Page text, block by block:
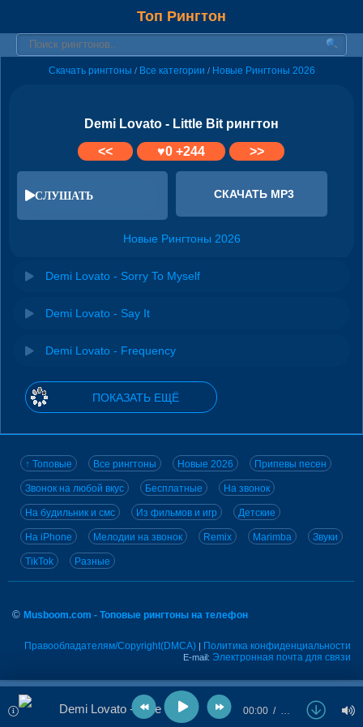
Топ Рингтон
Скачать рингтоны / Все категории / Новые Рингтоны 2026
Demi Lovato - Little Bit рингтон
<<
♥0+244 >>
СЛУШАТЬ СКАЧАТЬ MP3
Новые Рингтоны 2026
Demi Lovato - Sorry To Myself
Demi Lovato - Say It
Demi Lovato - Frequency
ПОКАЗАТЬ ЕЩЁ
↑ Топовые Все рингтоны Новые 2026 Припевы песен
Звонок на любой вкус Бесплатные На звонок
На будильник и смс Из фильмов и игр Детские
На iPhone Мелодии на звонок Remix Marimba Звуки
TikTok Разные
© Musboom.com - Топовые рингтоны на телефон
Правообладателям/Copyright(DMCA) | Политика конфиденциальности
E-mail: Электронная почта для связи
Demi Lovato - Little Bit 00:00 …